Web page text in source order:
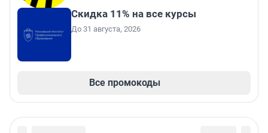
Скидка 11% на все курсы
До 31 августа, 2026
Все промокоды